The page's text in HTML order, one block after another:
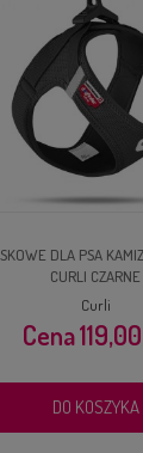
DLA PSA
CURLI CZARNE
Curli
DO KOSZYKA